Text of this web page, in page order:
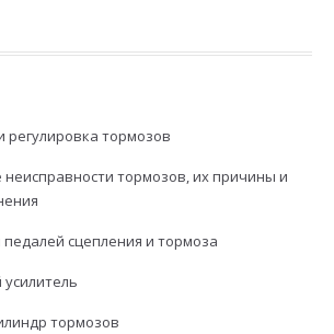
регулировка тормозов
тормозов, их причины и
сцепления и тормоза
тормозов